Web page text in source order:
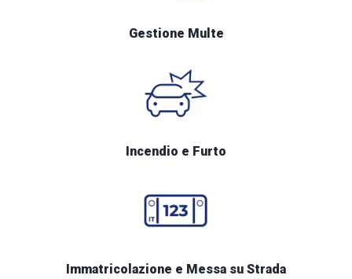
Gestione Multe
Incendio e Furto
Immatricolazione e Messa su Strada